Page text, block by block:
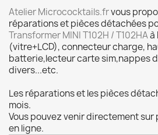
Atelier Micrococktails.frvous
réparations et pièces détachées
Transformer MINI T102H / T102HAà
(vitre+LCD), connecteur charge,
batterie,lecteur carte sim,nappes
divers...etc.
Les réparations et les pièces
mois.
Vous pouvez venir directement sur
en ligne.